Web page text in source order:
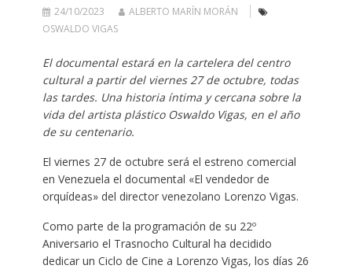
24/10/2023
ALBERTO MARÍN MORÁN
OSWALDO VIGAS
El documental estará en la cartelera del centro
cultural a partir del viernes 27 de octubre, todas
las tardes. Una historia íntima y cercana sobre la
vida del artista plástico Oswaldo Vigas, en el año
de su centenario.
El viernes 27 de octubre será el estreno comercial
en Venezuela el documental «El vendedor de
orquídeas» del director venezolano Lorenzo Vigas.
Como parte de la programación de su 22º
Aniversario el Trasnocho Cultural ha decidido
dedicar un Ciclo de Cine a Lorenzo Vigas, los días 26